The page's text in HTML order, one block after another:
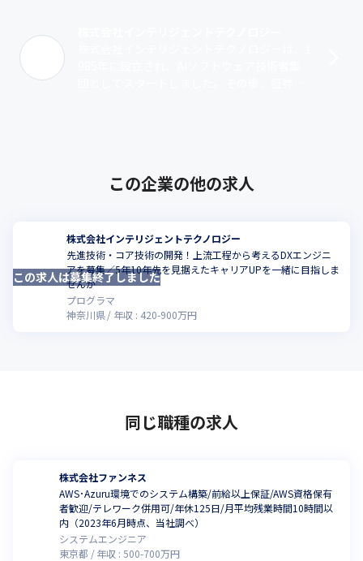
この企業の他の求人
株式会社インテリジェントテクノロジー
先進技術・コア技術の開発！上流工程から考えるDXエンジニ
アを募集／5年10年先を見据えたキャリアUPを一緒に目指しま
せんか
プログラマ
神奈川県
年収 : 420-900万円
この求人は募集終了しました
同じ職種の求人
株式会社ファンネス
AWS･Azuru環境でのシステム構築/前給以上保証/AWS資格保有
者歓迎/テレワーク併用可/年休125日/月平均残業時間10時間以
内（2023年6月時点、当社調べ）
システムエンジニア
東京都
年収 :500-700万円